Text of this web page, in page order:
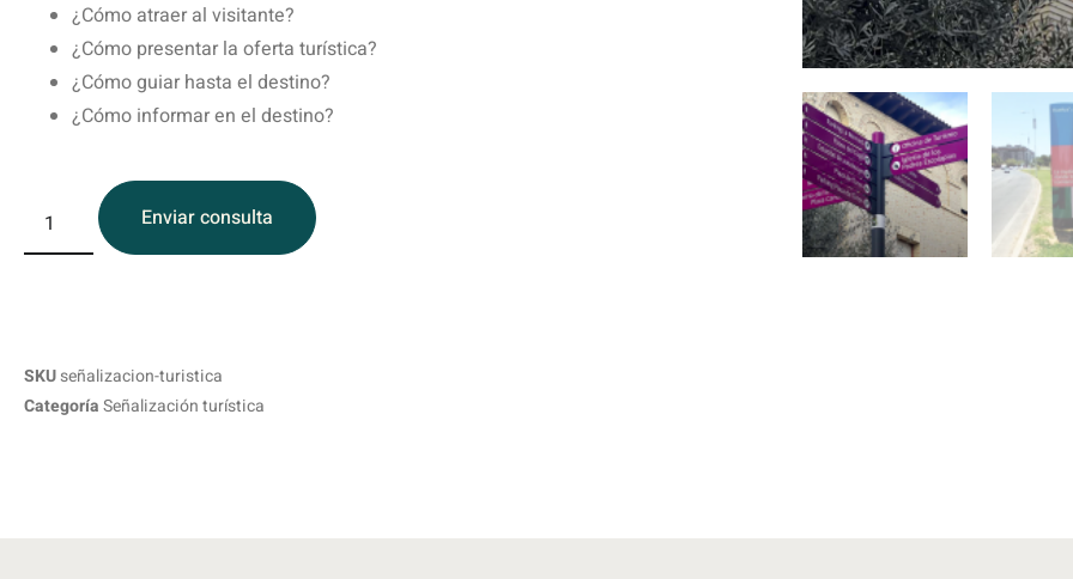
¿Cómo atraer al visitante?
¿Cómo presentar la oferta turística?
¿Cómo guiar hasta el destino?
¿Cómo informar en el destino?
Enviar consulta
SKUseñalizacion-turistica
CategoríaSeñalización turística